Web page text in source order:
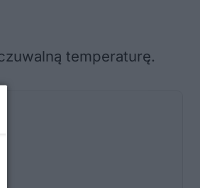
temperaturę.